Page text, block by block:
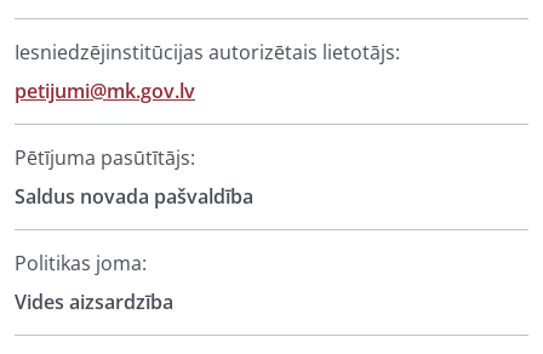
Iesniedzējinstitūcijas autorizētais lietotājs:
petijumi@mk.gov.lv
Pētījuma pasūtītājs:
Saldus novada pašvaldība
Politikas joma:
Vides aizsardzība